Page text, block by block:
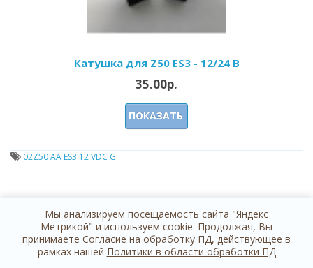
Катушка для Z50 ES3 - 12/24 В
35.00р.
ПОКАЗАТЬ
02Z50 AA ES3 12 VDC G
Мы анализируем посещаемость сайта "Яндекс
Метрикой" и используем cookie. Продолжая, Вы
принимаете Согласие на обработку ПД, действующее в
рамках нашей Политики в области обработки ПД